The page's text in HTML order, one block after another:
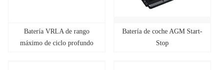
Batería VRLA de rango
máximo de ciclo profundo
Batería de coche AGM Start-
Stop